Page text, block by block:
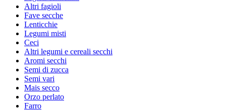
Altri fagioli
Fave secche
Lenticchie
Legumi misti
Ceci
Altri legumi e cereali secchi
Aromi secchi
Semi di zucca
Semi vari
Mais secco
Orzo perlato
Farro